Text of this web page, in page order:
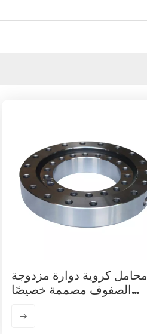
محامل كروية دوارة مزدوجة
الصفوف مصممة خصيصًا